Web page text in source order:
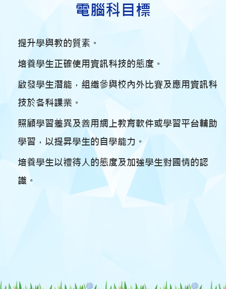
電腦科目標
提升學與教的質素。
培養學生正確使用資訊科技的態度。
啟發學生潛能，組織參與校內外比賽及應用資訊科
技於各科課業。
照顧學習差異及善用網上教育軟件或學習平台輔助
學習，以提昇學生的自學能力。
培養學生以禮待人的態度及加強學生對國情的認
識。